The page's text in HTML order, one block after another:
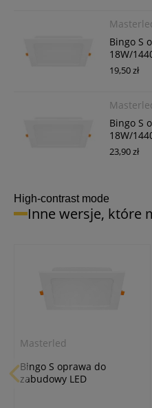
Bingo S
18W/
19,50 zł
Bingo S
18W/
23,90 zł
High-contrast mode
Inne wersje, które
Masterled
Bingo S oprawa do
zabudowy LED